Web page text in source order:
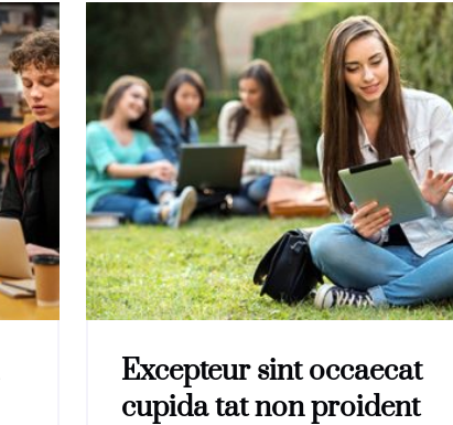
Excepteur sint occaecat
cupida tat non proident